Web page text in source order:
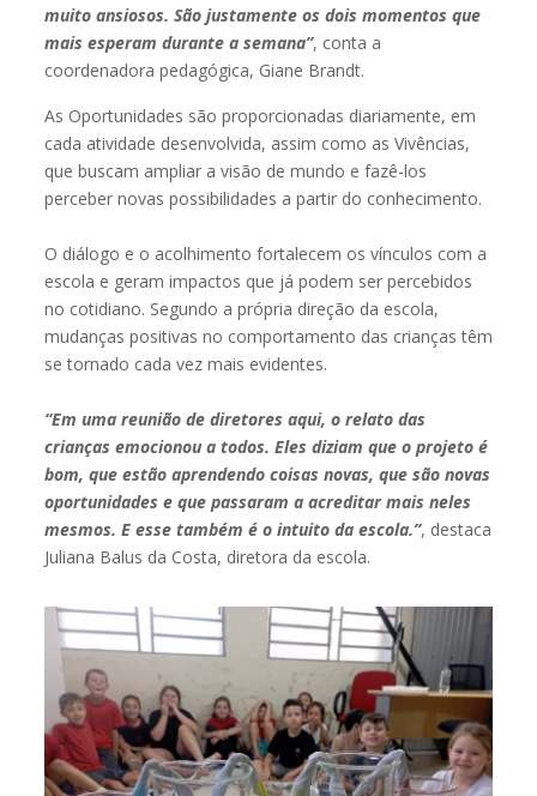
muito ansiosos. São justamente os dois momentos que
mais esperam durante a semana”, conta a
coordenadora pedagógica, Giane Brandt.
As Oportunidades são proporcionadas diariamente, em
cada atividade desenvolvida, assim como as Vivências,
que buscam ampliar a visão de mundo e fazê-los
perceber novas possibilidades a partir do conhecimento.
O diálogo e o acolhimento fortalecem os vínculos com a
escola e geram impactos que já podem ser percebidos
no cotidiano. Segundo a própria direção da escola,
mudanças positivas no comportamento das crianças têm
se tornado cada vez mais evidentes.
“Em uma reunião de diretores aqui, o relato das
crianças emocionou a todos. Eles diziam que o projeto é
bom, que estão aprendendo coisas novas, que são novas
oportunidades e que passaram a acreditar mais neles
mesmos. E esse também é o intuito da escola.”, destaca
Juliana Balus da Costa, diretora da escola.